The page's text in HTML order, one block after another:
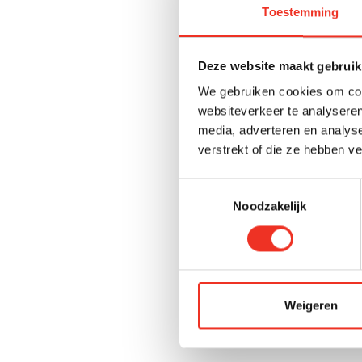
Toestemming
Deze website maakt
We gebruiken cookies om
websiteverkeer te
media, adverteren en
verstrekt of die ze hebben
Noodzakelijk
Weigeren
Tot slot: een
eigen geld,
hogere
wat de
VERHUIZEN
Een groot
woonwensen
omgeving.
uitzoeken
Je kunt